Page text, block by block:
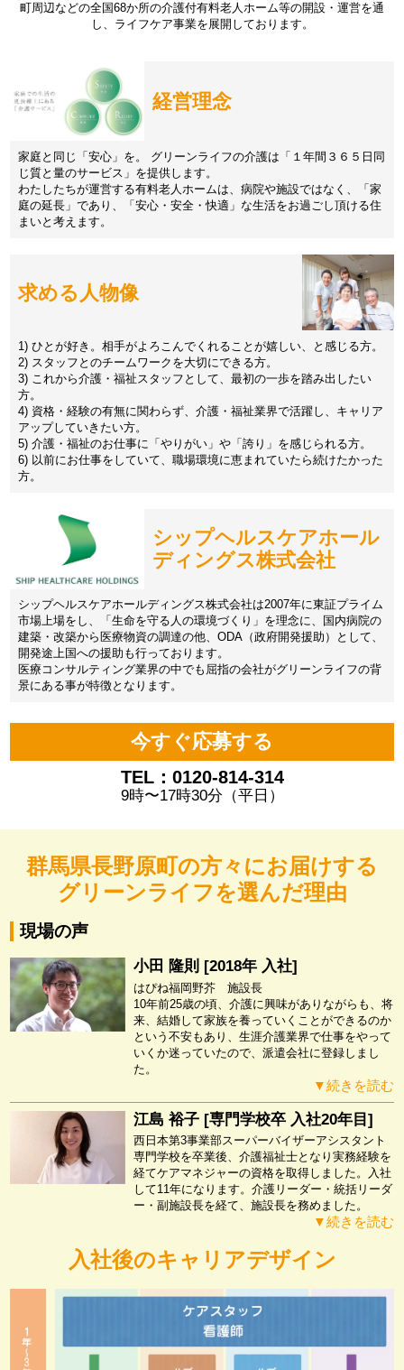
町周辺などの全国68か所の介護付有料老人ホーム等の開設・運営を通
し、ライフケア事業を展開しております。
経営理念
家庭と同じ「安心」を。 グリーンライフの介護は「１年間３６５日同
じ質と量のサービス」を提供します。
わたしたちが運営する有料老人ホームは、病院や施設ではなく、「家
庭の延長」であり、「安心・安全・快適」な生活をお過ごし頂ける住
まいと考えます。
求める人物像
1) ひとが好き。相手がよろこんでくれることが嬉しい、と感じる方。
2) スタッフとのチームワークを大切にできる方。
3) これから介護・福祉スタッフとして、最初の一歩を踏み出したい
方。
4) 資格・経験の有無に関わらず、介護・福祉業界で活躍し、キャリア
アップしていきたい方。
5) 介護・福祉のお仕事に「やりがい」や「誇り」を感じられる方。
6) 以前にお仕事をしていて、職場環境に恵まれていたら続けたかった
方。
シップヘルスケアホール
ディングス株式会社
シップヘルスケアホールディングス株式会社は2007年に東証プライム
市場上場をし、「生命を守る人の環境づくり」を理念に、国内病院の
建築・改築から医療物資の調達の他、ODA（政府開発援助）として、
開発途上国への援助も行っております。
医療コンサルティング業界の中でも屈指の会社がグリーンライフの背
景にある事が特徴となります。
今すぐ応募する
TEL：0120-814-314
9時〜17時30分（平日）
群馬県長野原町の方々にお届けする
グリーンライフを選んだ理由
現場の声
小田 隆則 [2018年 入社]
はぴね福岡野芥 施設長
10年前25歳の頃、介護に興味がありながらも、将
来、結婚して家族を養っていくことができるのか
という不安もあり、生涯介護業界で仕事をやって
いくか迷っていたので、派遣会社に登録しまし
た。
▼続きを読む
江島 裕子 [専門学校卒 入社20年目]
西日本第3事業部スーパーバイザーアシスタント
専門学校を卒業後、介護福祉士となり実務経験を
経てケアマネジャーの資格を取得しました。入社
して11年になります。介護リーダー・統括リーダ
ー・副施設長を経て、施設長を務めました。
▼続きを読む
入社後のキャリアデザイン